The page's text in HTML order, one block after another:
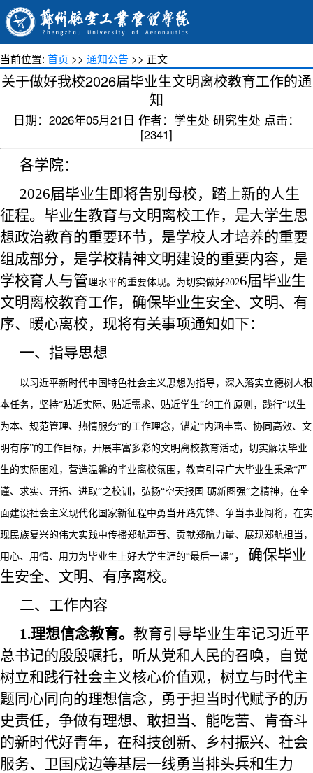
当前位置: 首页 >> 通知公告 >> 正文
关于做好我校2026届毕业生文明离校教育工作的通
知
日期：2026年05月21日 作者：学生处 研究生处 点击：
[2341]
各学院：
2026届毕业生即将告别母校，踏上新的人生
征程。毕业生教育与文明离校工作，是大学生思
想政治教育的重要环节，是学校人才培养的重要
组成部分，是学校精神文明建设的重要内容，是
学校育人与管理水平的重要体现。为切实做好2026届毕业生
文明离校教育工作，确保毕业生安全、 文明、 有
序、暖心离校，现将有关事项通知如下：
一、指导思想
以习近平新时代中国特色社会主义思想为指导，深入落实立德树人根
本任务，坚持“贴近实际、贴近需求、贴近学生”的工作原则，践行“以生
为本、规范管理、热情服务”的工作理念， 锚定“内涵丰富、协同高效、文
明有序”的工作目标，开展丰富多彩的文明离校教育活动，切实解决毕业
生的实际困难，营造温馨的毕业离校氛围，教育引导广大毕业生秉承“严
谨、求实、开拓、进取”之校训，弘扬“空天报国 砺新图强”之精神，在全
面建设社会主义现代化国家新征程中勇当开路先锋、争当事业闯将，在实
现民族复兴的伟大实践中传播郑航声音、贡献郑航力量、展现郑航担当，
用心、用情、用力为毕业生上好大学生涯的“最后一课” ， 确保毕业
生安全、 文明、 有序离校。
二、工作内容
1.理想信念教育。 教育引导毕业生牢记习近平
总书记的殷殷嘱托，听从党和人民的召唤，自觉
树立和践行社会主义核心价值观，树立与时代主
题同心同向的理想信念，勇于担当时代赋予的历
史责任，争做有理想、敢担当、能吃苦、肯奋斗
的新时代好青年，在科技创新、乡村振兴、社会
服务、卫国戍边等基层一线勇当排头兵和生力